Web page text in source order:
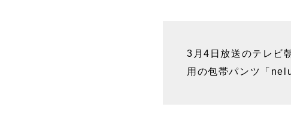
3月4日放送のテレビ
用の包帯パンツ「